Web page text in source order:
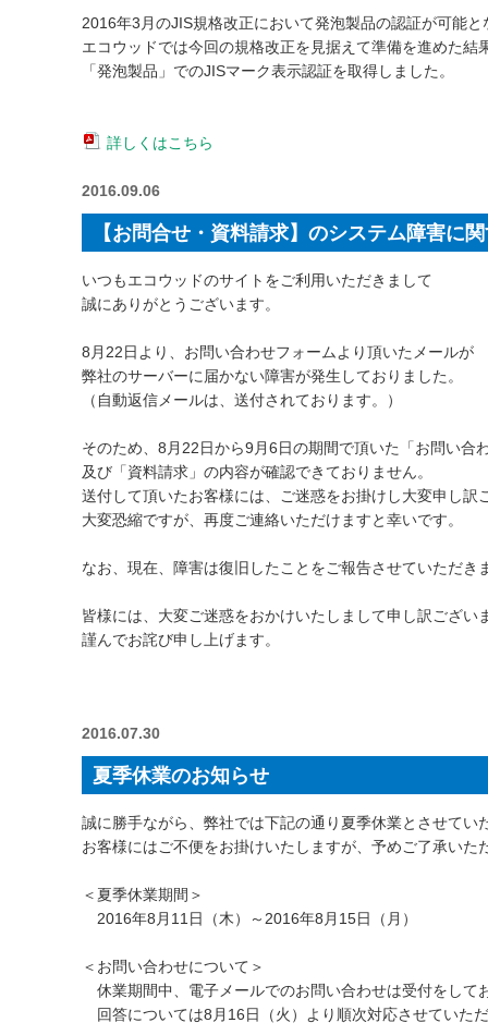
2016年3月のJIS規格改正において発泡製品の認証が可能と
エコウッドでは今回の規格改正を見据えて準備を進めた結
「発泡製品」でのJISマーク表示認証を取得しました。
詳しくはこちら
2016.09.06
【お問合せ・資料請求】のシステム障害に
いつもエコウッドのサイトをご利用いただきまして
誠にありがとうございます。
8月22日より、お問い合わせフォームより頂いたメールが
弊社のサーバーに届かない障害が発生しておりました。
（自動返信メールは、送付されております。）
そのため、8月22日から9月6日の期間で頂いた「お問い合
及び「資料請求」の内容が確認できておりません。
送付して頂いたお客様には、ご迷惑をお掛けし大変申し訳
大変恐縮ですが、再度ご連絡いただけますと幸いです。
なお、現在、障害は復旧したことをご報告させていただき
皆様には、大変ご迷惑をおかけいたしまして申し訳ござい
謹んでお詫び申し上げます。
2016.07.30
夏季休業のお知らせ
誠に勝手ながら、弊社では下記の通り夏季休業とさせてい
お客様にはご不便をお掛けいたしますが、予めご了承い
＜夏季休業期間＞
2016年8月11日（木）～2016年8月15日（月）
＜お問い合わせについて＞
休業期間中、電子メールでのお問い合わせは受付をして
回答については8月16日（火）より順次対応させていた